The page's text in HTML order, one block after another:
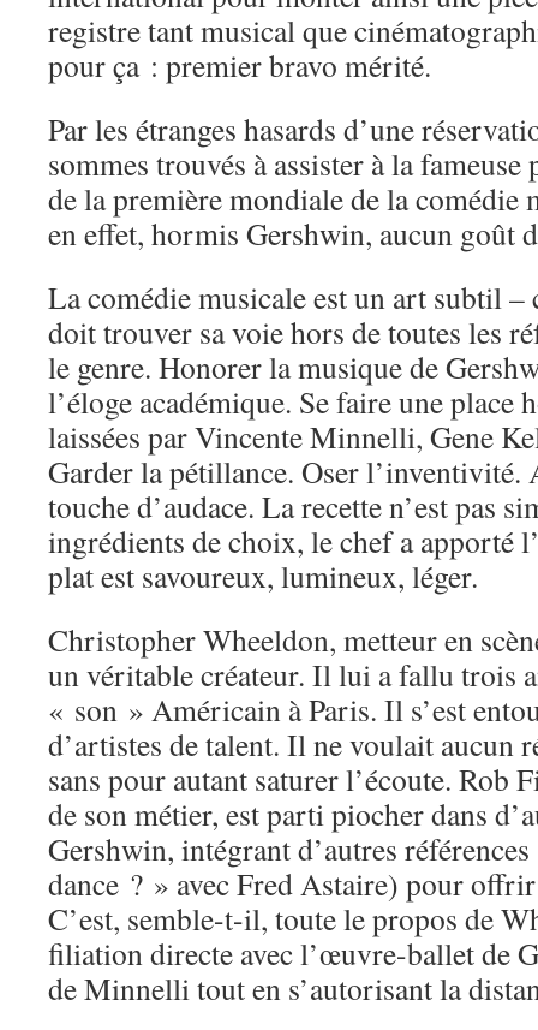
registre tant musical que
pour ça : premier bravo mérité.
Par les étranges hasards d’une
sommes trouvés à assister à la
de la première mondiale de la
en effet, hormis Gershwin, aucun goût
La comédie musicale est un art subtil –
doit trouver sa voie hors de toutes les
le genre. Honorer la musique de
l’éloge académique. Se faire une place
laissées par Vincente Minnelli, Gene
Garder la pétillance. Oser l’inventivité.
touche d’audace. La recette n’est pas
ingrédients de choix, le chef a apporté
plat est savoureux, lumineux, léger.
Christopher Wheeldon, metteur en
un véritable créateur. Il lui a fallu trois
« son » Américain à Paris. Il s’est
d’artistes de talent. Il ne voulait aucun
sans pour autant saturer l’écoute. Rob
de son métier, est parti piocher dans
Gershwin, intégrant d’autres
dance ? » avec Fred Astaire) pour
C’est, semble-t-il, toute le propos de
filiation directe avec l’œuvre-ballet de
de Minnelli tout en s’autorisant la